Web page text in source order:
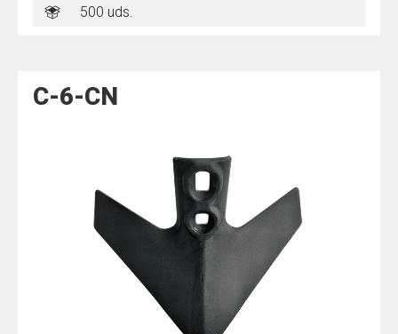
500 uds.
C-6-CN